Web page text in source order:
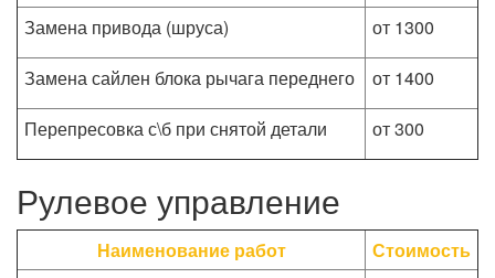
Замена привода (шруса)
от 1300
Замена сайлен блока рычага переднего
от 1400
Перепресовка с\б при снятой детали
от 300
Рулевое управление
Наименование работ
Стоимость